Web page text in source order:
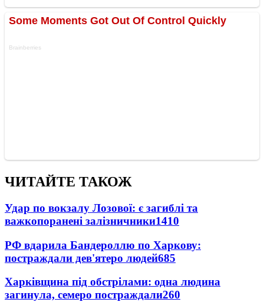
ЧИТАЙТЕ ТАКОЖ
Удар по вокзалу Лозової: є загиблі та
важкопоранені залізничники1410
РФ вдарила Бандероллю по Харкову:
постраждали дев'ятеро людей685
Харківщина під обстрілами: одна людина
загинула, семеро постраждали260